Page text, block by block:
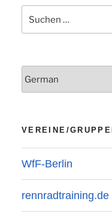
Suchen
nach:
VEREINE/
WfF-Berlin
rennradtraining.de